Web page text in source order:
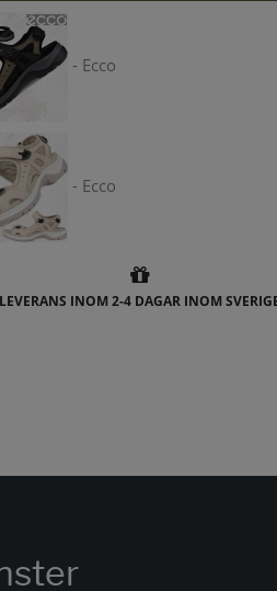
- Ecco
- Ecco
LEVERANS INOM 2-4 DAGAR INOM